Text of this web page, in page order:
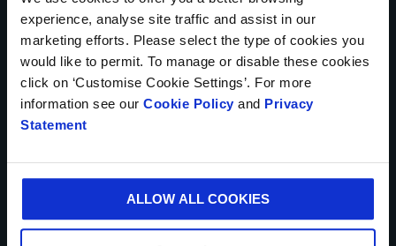
experience, analyse site traffic and assist in our
marketing efforts. Please select the type of cookies you
would like to permit. To manage or disable these cookies
click on ‘Customise Cookie Settings’. For more
information see our Cookie Policy and Privacy
Statement
ALLOW ALL COOKIES
Daten Upload
Bis zu 5 Dateien können hochgeladen werden. Maximal (5MB)
pro Datei
Sie können sich jederzeit über den Abmeldelink in der